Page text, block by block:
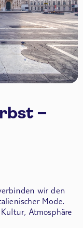
–
wir den
Mode.
Atmosphäre